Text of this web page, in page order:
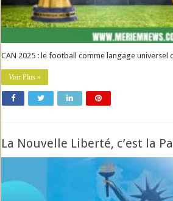
CAN 2025 : le football comme langage universel
Voir Plus »
La Nouvelle Liberté, c’est la